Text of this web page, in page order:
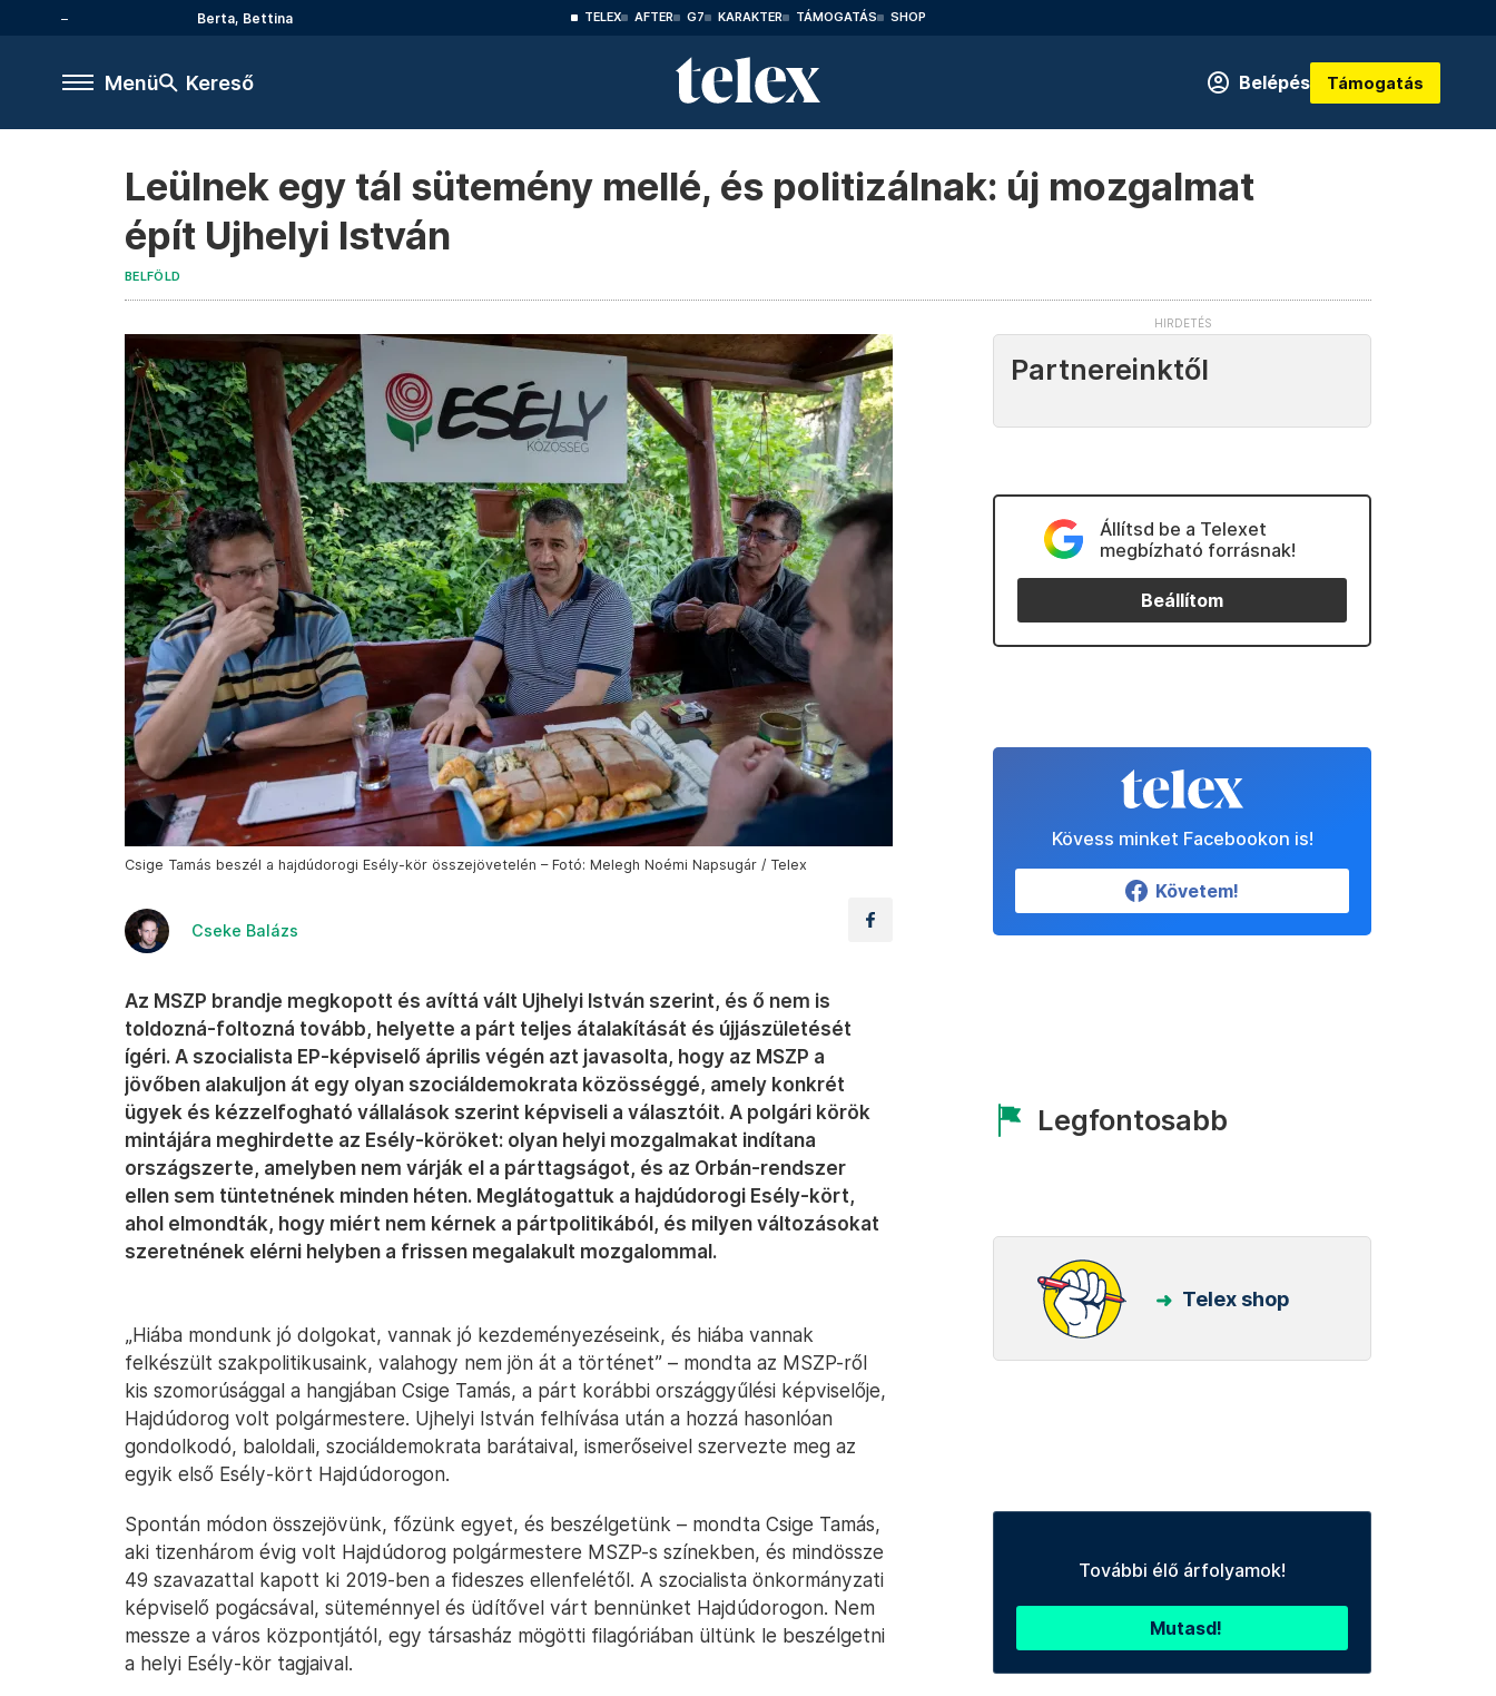
Berta, Bettina TELEX AFTER G7 KARAKTER TÁMOGATÁS SHOP
Menü Kereső Belépés Támogatás
Leülnek egy tál sütemény mellé, és politizálnak: új mozgalmat
épít Ujhelyi István
BELFÖLD
Csige Tamás beszél a hajdúdorogi Esély-kör összejövetelén – Fotó: Melegh Noémi Napsugár / Telex
Cseke Balázs
Az MSZP brandje megkopott és avíttá vált Ujhelyi István szerint, és ő nem is
toldozná-foltozná tovább, helyette a párt teljes átalakítását és újjászületését
ígéri. A szocialista EP-képviselő április végén azt javasolta, hogy az MSZP a
jövőben alakuljon át egy olyan szociáldemokrata közösséggé, amely konkrét
ügyek és kézzelfogható vállalások szerint képviseli a választóit. A polgári körök
mintájára meghirdette az Esély-köröket: olyan helyi mozgalmakat indítana
országszerte, amelyben nem várják el a párttagságot, és az Orbán-rendszer
ellen sem tüntetnének minden héten. Meglátogattuk a hajdúdorogi Esély-kört,
ahol elmondták, hogy miért nem kérnek a pártpolitikából, és milyen változásokat
szeretnének elérni helyben a frissen megalakult mozgalommal.
„Hiába mondunk jó dolgokat, vannak jó kezdeményezéseink, és hiába vannak
felkészült szakpolitikusaink, valahogy nem jön át a történet” – mondta az MSZP-ről
kis szomorúsággal a hangjában Csige Tamás, a párt korábbi országgyűlési képviselője,
Hajdúdorog volt polgármestere. Ujhelyi István felhívása után a hozzá hasonlóan
gondolkodó, baloldali, szociáldemokrata barátaival, ismerőseivel szervezte meg az
egyik első Esély-kört Hajdúdorogon.
Spontán módon összejövünk, főzünk egyet, és beszélgetünk – mondta Csige Tamás,
aki tizenhárom évig volt Hajdúdorog polgármestere MSZP-s színekben, és mindössze
49 szavazattal kapott ki 2019-ben a fideszes ellenfelétől. A szocialista önkormányzati
képviselő pogácsával, süteménnyel és üdítővel várt bennünket Hajdúdorogon. Nem
messze a város központjától, egy társasház mögötti filagóriában ültünk le beszélgetni
a helyi Esély-kör tagjaival.
Partnereinktől
Állítsd be a Telexet
megbízható forrásnak!
Beállítom
Kövess minket Facebookon is!
Követem!
Legfontosabb
Telex shop
További élő árfolyamok!
Mutasd!